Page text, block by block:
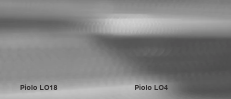
Piolo LO18 Piolo LO4